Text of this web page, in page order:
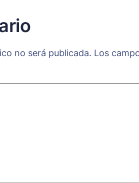
no será publicada. Los